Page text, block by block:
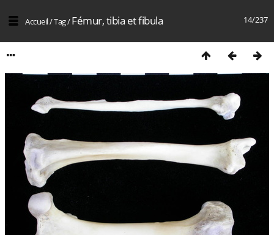
14/237
Accueil/Tag/Fémur, tibia et fibula